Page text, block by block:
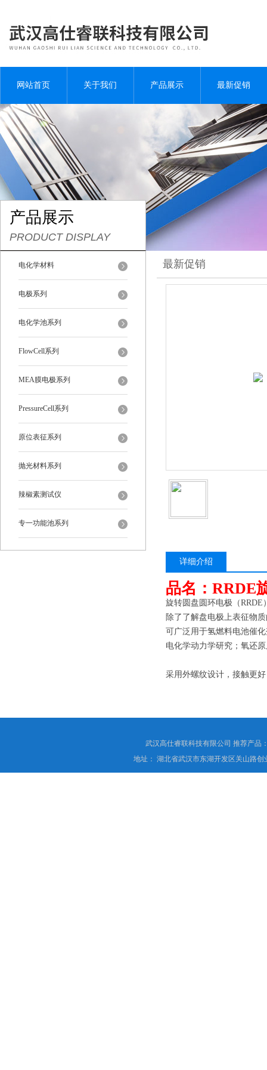
网站首页 关于我们 产品展示 最新促销
产品展示
PRODUCT DISPLAY
电化学材料
电极系列
电化学池系列
FlowCell系列
MEA膜电极系列
PressureCell系列
原位表征系列
抛光材料系列
辣椒素测试仪
专一功能池系列
最新促销
详细介绍
品名：RRDE
旋转圆盘圆环电极（
除了了解盘电极上表征物
可广泛用于氢燃料电池催
电化学动力学研究；氧还
采用外螺纹设计，接触更
武汉高仕睿联科技有限公司 推荐产品
地址： 湖北省武汉市东湖开发区关山路